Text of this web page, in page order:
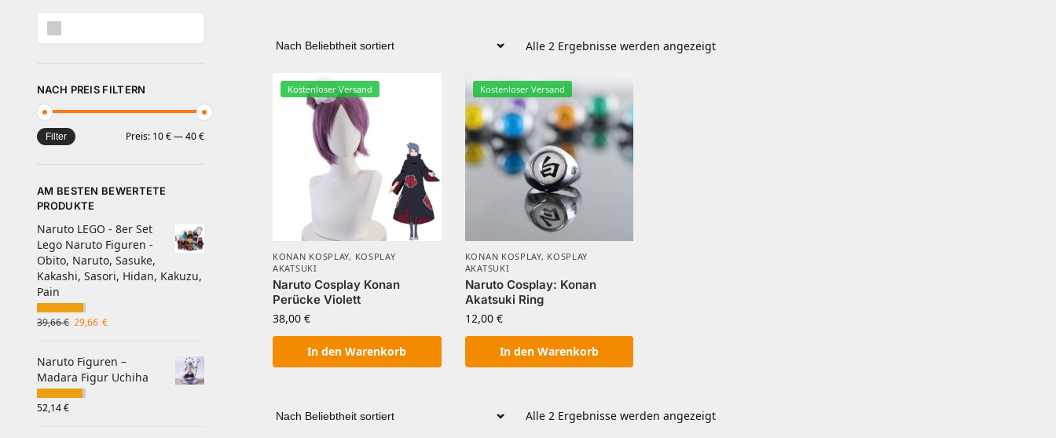
Alle 2 Ergebnisse werden angezeigt
Kostenloser Versand
KONAN KOSPLAY, KOSPLAY
AKATSUKI
Naruto Cosplay Konan
Perücke Violett
38,00 €
In den Warenkorb
Kostenloser Versand
KONAN KOSPLAY, KOSPLAY
AKATSUKI
Naruto Cosplay: Konan
Akatsuki Ring
12,00 €
In den Warenkorb
Alle 2 Ergebnisse werden angezeigt
NACH PREIS FILTERN
Filter Preis: 10 €—40 €
AM BESTEN BEWERTETE
PRODUKTE
Naruto LEGO - 8er Set
Lego Naruto Figuren -
Obito, Naruto, Sasuke,
Kakashi, Sasori, Hidan, Kakuzu,
Pain
39,66€ 29,66 €
Naruto Figuren –
Madara Figur Uchiha
52,14€